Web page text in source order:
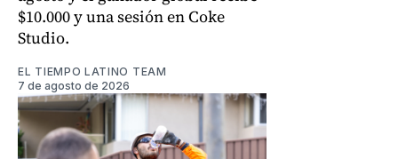
$10.000 y una sesión en Coke
Studio.
EL TIEMPO LATINO TEAM
7 de agosto de 2026